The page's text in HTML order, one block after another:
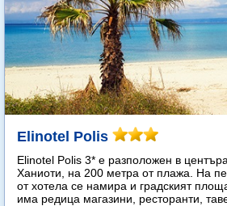
Elinotel Polis
Elinotel Polis 3* е разположен в
Ханиоти, на 200 метра от плажа. На
от хотела се намира и градският
има редица магазини, ресторанти,